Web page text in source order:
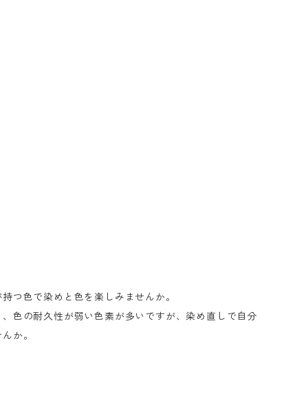
つ色で染めと色を楽しみませんか。
色の耐久性が弱い色素が多いですが、染め直しで自分
か。